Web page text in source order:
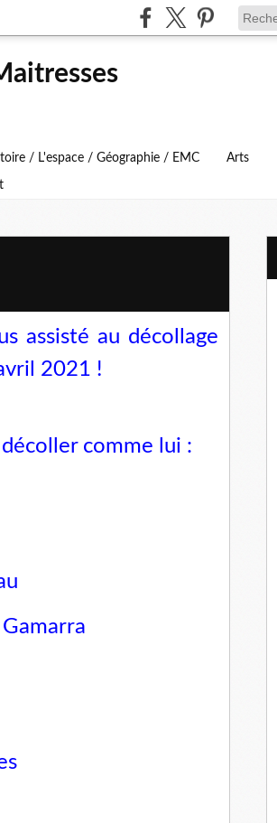
/ L'espace / Géographie / EMC Arts
assisté au décollage
2021 !
comme lui :